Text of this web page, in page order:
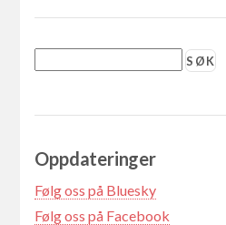
Oppdateringer
Følg oss på Bluesky
Følg oss på Facebook